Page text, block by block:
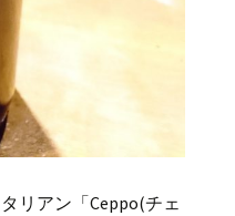
リアン「Ceppo(チェ